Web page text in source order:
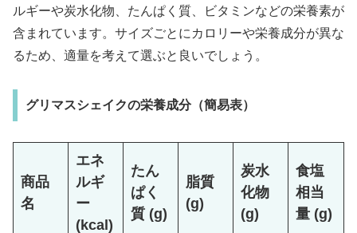
ルギーや炭水化物、たんぱく質、ビタミンなどの栄養素が
含まれています。サイズごとにカロリーや栄養成分が異な
るため、適量を考えて選ぶと良いでしょう。
グリマスシェイクの栄養成分（簡易表）
商品
名
エネ
ルギ
ー
(kcal)
たん
ぱく
質 (g)
脂質
(g)
炭水
化物
(g)
食塩
相当
量 (g)